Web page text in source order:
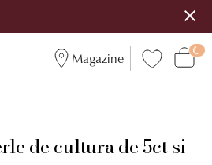
Magazine
de cultura de 5ct si